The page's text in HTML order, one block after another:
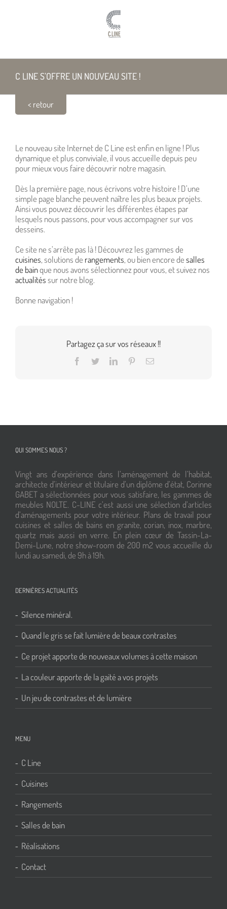
C LINE S’OFFRE UN NOUVEAU SITE !
< retour
Le nouveau site Internet de C Line est enfin en ligne ! Plus
dynamique et plus conviviale, il vous accueille depuis peu
pour mieux vous faire découvrir notre magasin.
Dès la première page, nous écrivons votre histoire ! D’une
simple page blanche peuvent naître les plus beaux projets.
Ainsi vous pouvez découvrir les différentes étapes par
lesquels nous passons, pour vous accompagner sur vos
desseins.
Ce site ne s’arrête pas là ! Découvrez les gammes de
cuisines, solutions de rangements, ou bien encore desalles
de bainque nous avons sélectionnez pour vous, et suivez nos
actualitéssur notre blog.
Bonne navigation !
Partagez ça sur vos réseaux !!
Facebook
TwitterLinkedInPinterestEmail
QUI SOMMES NOUS ?
Vingt ans d’expérience dans l’aménagement de l’habitat,
architecte d’intérieur et titulaire d’un diplôme d’état, Corinne
GABET a sélectionnées pour vous satisfaire, les gammes de
meubles NOLTE. C-LINE c’est aussi une sélection d’articles
d’aménagements pour votre intérieur. Plans de travail pour
cuisines et salles de bains en granite, corian, inox, marbre,
quartz mais aussi en verre. En plein cœur de Tassin-La-
Demi-Lune, notre show-room de 200 m2 vous accueille du
lundi au samedi, de 9h à 19h.
DERNIÈRES ACTUALITÉS
Silence minéral.
Quand le gris se fait lumière de beaux contrastes
Ce projet apporte de nouveaux volumes à cette maison
La couleur apporte de la gaité a vos projets
Un jeu de contrastes et de lumière
MENU
C Line
Cuisines
Rangements
Salles de bain
Réalisations
Contact